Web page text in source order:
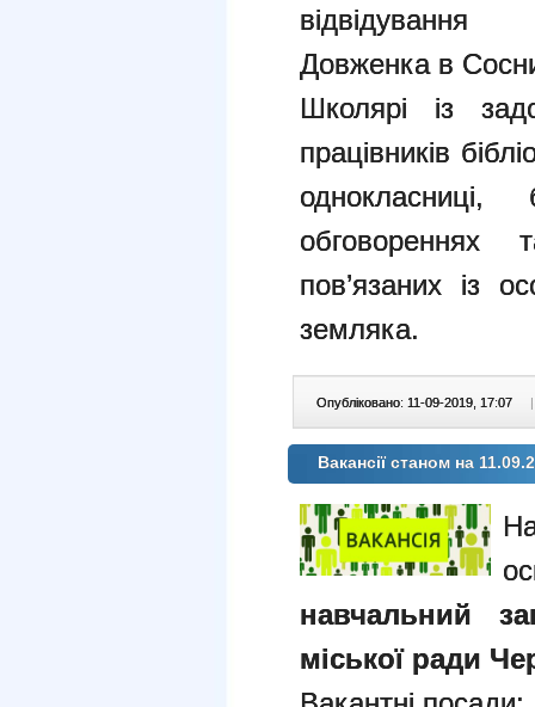
Довженка в
Школярі із
працівників
обговореннях
пов’язаних із
земляка.
Опубліковано: 11-09-2019, 17:07 |
Вакансії станом на
навчальний
міської ради